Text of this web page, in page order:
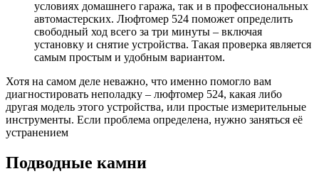
условиях домашнего гаража, так и в профессиональных
автомастерских. Люфтомер 524 поможет определить
свободный ход всего за три минуты – включая
установку и снятие устройства. Такая проверка является
самым простым и удобным вариантом.
Хотя на самом деле неважно, что именно помогло вам
диагностировать неполадку – люфтомер 524, какая либо
другая модель этого устройства, или простые измерительные
инструменты. Если проблема определена, нужно заняться её
устранением
Подводные камни